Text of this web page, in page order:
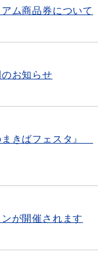
ム商品券について
お知らせ
きばフェスタ』
が開催されます